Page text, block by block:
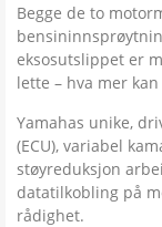
Begge de to
eksosutslippet er
lette – hva mer
Yamahas unike,
(ECU), variabel
støyreduksjon
datatilkobling på
rådighet.